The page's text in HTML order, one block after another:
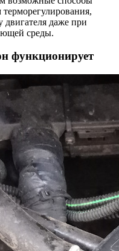
двигателя даже при
среды.
функционирует